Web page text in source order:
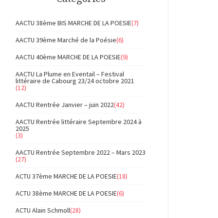
AACTU 38ème BIS MARCHE DE LA POESIE(7)
AACTU 39ème Marché de la Poésie(6)
AACTU 40ème MARCHE DE LA POESIE(9)
AACTU La Plume en Eventail – Festival
littéraire de Cabourg 23/24 octobre 2021
(12)
AACTU Rentrée Janvier – juin 2022(42)
AACTU Rentrée littéraire Septembre 2024 à
2025
(3)
AACTU Rentrée Septembre 2022 – Mars 2023
(27)
ACTU 37ème MARCHE DE LA POESIE(18)
ACTU 38ème MARCHE DE LA POESIE(6)
ACTU Alain Schmoll(28)